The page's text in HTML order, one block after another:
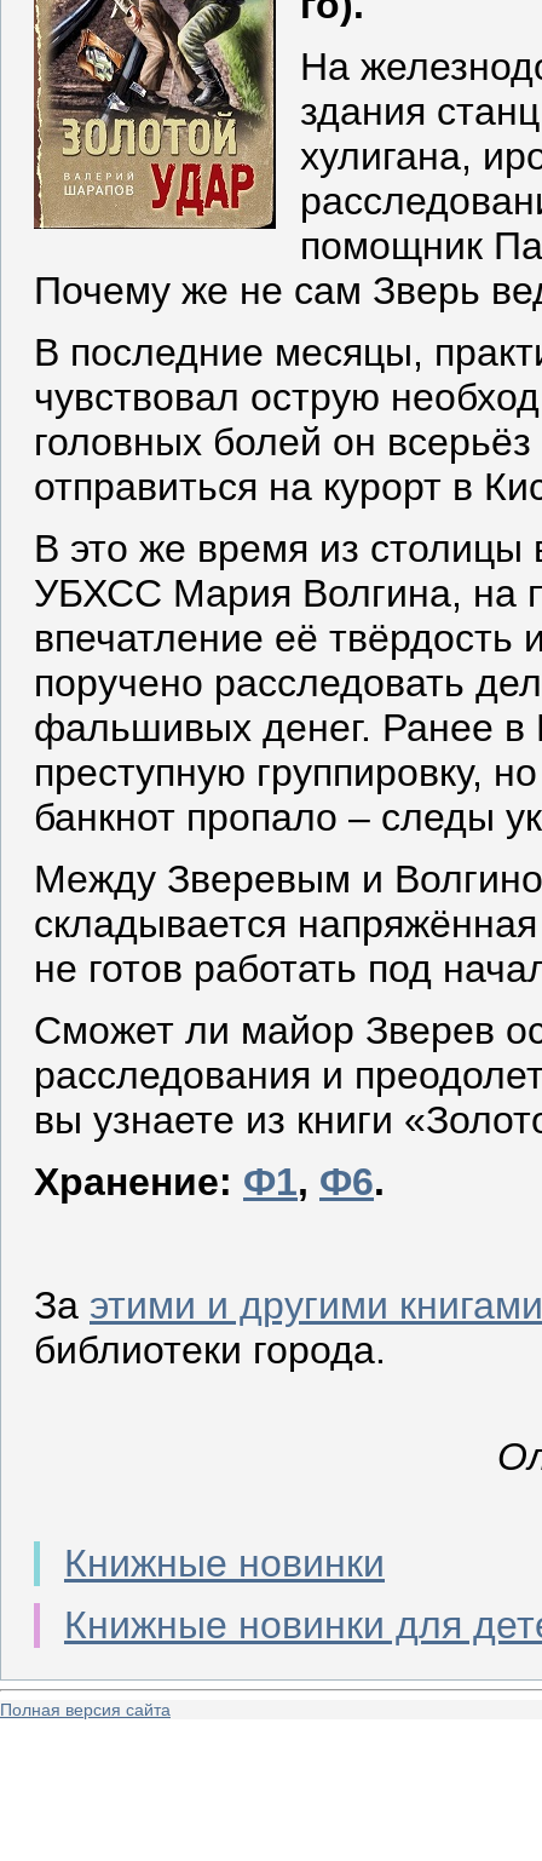
На
здания
хулигана,
помощник
Почему же не сам Зверь
В последние месяцы,
чувствовал острую
головных болей он
отправиться на курорт в
В это же время из столицы
УБХСС Мария Волгина, на
впечатление её
поручено расследовать
фальшивых денег. Ранее в
преступную группировку,
банкнот пропало – следы
Между Зверевым и
складывается
не готов работать под
Сможет ли майор Зверев
расследования и
вы узнаете из книги
Хранение: Ф1, Ф6.
За этими и другими
библиотеки города.
Книжные новинки
Книжные новинки для
Полная версия сайта